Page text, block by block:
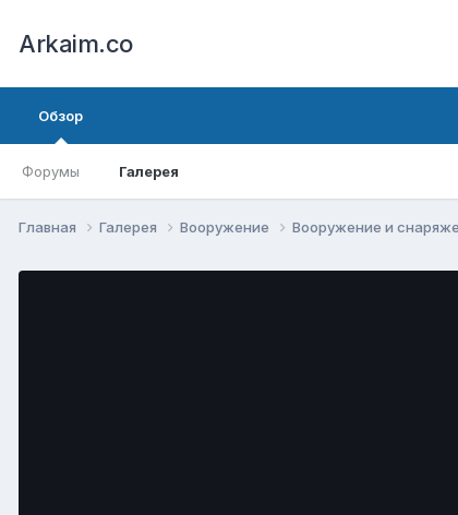
Arkaim.co
Обзор
Форумы Галерея
Главная Галерея Вооружение Вооружение и